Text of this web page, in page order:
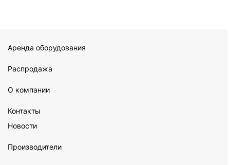
Аренда оборудования
Распродажа
О компании
Контакты
Новости
Производители